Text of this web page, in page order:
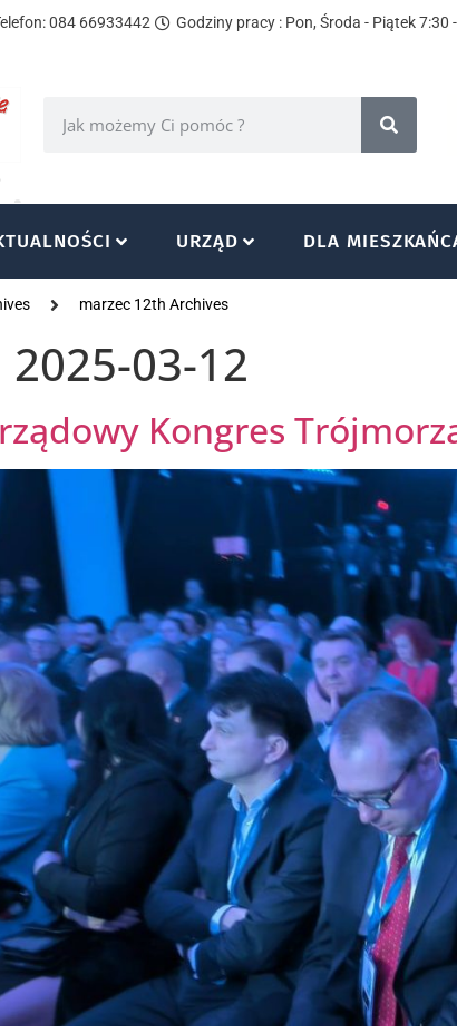
084 66933442 Godziny pracy : Pon, Środa - Piątek 7:30
URZĄD DLA
marzec 12th Archives
2025-03-12
Kongres